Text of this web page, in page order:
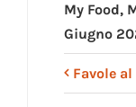
My Food,
Giugno
Favole